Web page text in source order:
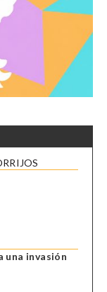
una invasión